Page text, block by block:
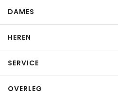
DAMES
HEREN
SERVICE
OVERLEG